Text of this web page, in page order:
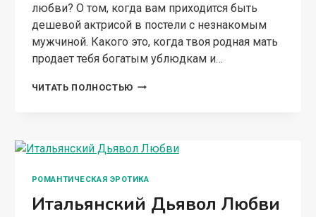
любви? О том, когда вам приходится быть
дешевой актрисой в постели с незнакомым
мужчиной. Какого это, когда твоя родная мать
продает тебя богатым ублюдкам и…
ЧИТАТЬ ПОЛНОСТЬЮ ИГРУШКА
РОМАНТИЧЕСКАЯ ЭРОТИКА
Итальянский Дьявол Любви